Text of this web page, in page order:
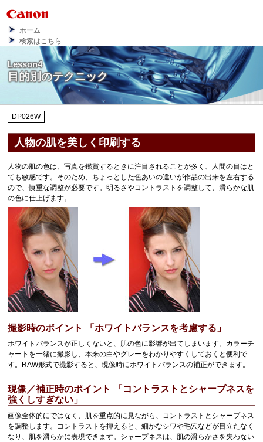
ホーム
検索はこちら
Lesson4
目的別のテクニック
DP026W
人物の肌を美しく印刷する
人物の肌の色は、写真を鑑賞するときに注目されることが多く、人間の目はと
ても敏感です。 そのため、ちょっとした色あいの違いが作品の出来を左右する
ので、慎重な調整が必要です。明るさやコントラストを調整して、滑らかな肌
の色に仕上げます。
撮影時のポイント 「ホワイトバランスを考慮する」
ホワイトバランスが正しくないと、肌の色に影響が出てしまいます。 カラーチ
ャートを一緒に撮影し、本来の白やグレーをわかりやすくしておくと便利で
す。
RAW形式で撮影すると、現像時にホワイトバランスの補正ができます。
現像／補正時のポイント 「コントラストとシャープネスを
強くしすぎない」
画像全体的にではなく、肌を重点的に見ながら、コントラストとシャープネス
を調整します。 コントラストを抑えると、細かなシワや毛穴などが目立たなく
なり、肌を滑らかに表現できます。 シャープネスは、肌の滑らかさを失わない